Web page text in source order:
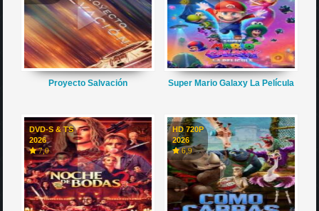
Proyecto Salvación Super Mario Galaxy La Película
DVD-S & TS
2026
7,0
HD 720P
2026
6,9